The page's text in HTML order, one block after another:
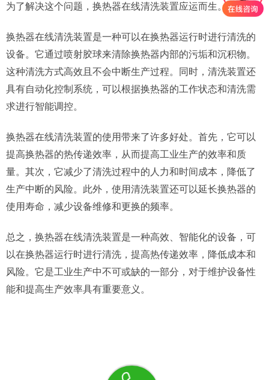
为了解决这个问题，换热器在线清洗装置应运而生。
换热器在线清洗装置是一种可以在换热器运行时进行清洗的
设备。它通过喷射胶球来清除换热器内部的污垢和沉积物。
这种清洗方式高效且不会中断生产过程。同时，清洗装置还
具有自动化控制系统，可以根据换热器的工作状态和清洗需
求进行智能调控。
换热器在线清洗装置的使用带来了许多好处。首先，它可以
提高换热器的热传递效率，从而提高工业生产的效率和质
量。其次，它减少了清洗过程中的人力和时间成本，降低了
生产中断的风险。此外，使用清洗装置还可以延长换热器的
使用寿命，减少设备维修和更换的频率。
总之，换热器在线清洗装置是一种高效、智能化的设备，可
以在换热器运行时进行清洗，提高热传递效率，降低成本和
风险。它是工业生产中不可或缺的一部分，对于维护设备性
能和提高生产效率具有重要意义。